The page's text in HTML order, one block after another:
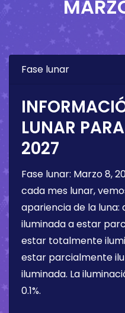
Fase lunar
LUNAR
2027
Fase lunar: Marzo 8,
cada mes lunar,
apariencia de la
iluminada a estar
estar totalmente
estar parcialmente
iluminada. La
0.1%.